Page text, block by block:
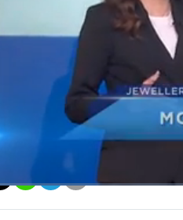
sedang tidak baik-baik saja
karyawan swasta yang
CNBC Indonesia
harga pangan?
Anggito Abimanyu dan
(Jum'at, 15/03/2024)